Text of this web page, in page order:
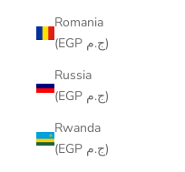
Romania
(EGP ج.م)
Russia
(EGP ج.م)
Rwanda
(EGP ج.م)